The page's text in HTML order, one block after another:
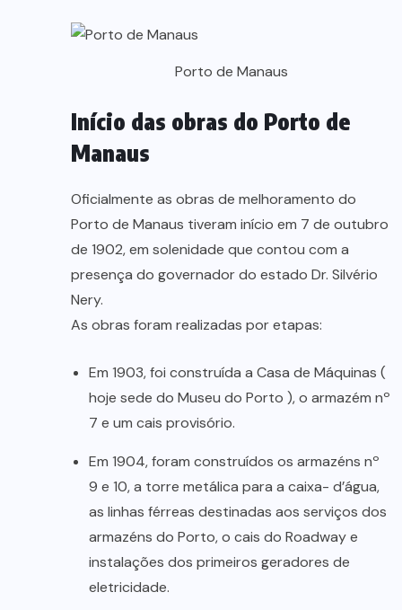
Porto de Manaus
Início das obras do Porto de
Manaus
Oficialmente as obras de melhoramento do
Porto de Manaus tiveram início em 7 de outubro
de 1902, em solenidade que contou com a
presença do governador do estado Dr. Silvério
Nery.
As obras foram realizadas por etapas:
Em 1903, foi construída a Casa de Máquinas (
hoje sede do Museu do Porto ), o armazém nº
7 e um cais provisório.
Em 1904, foram construídos os armazéns nº
9 e 10, a torre metálica para a caixa- d’água,
as linhas férreas destinadas aos serviços dos
armazéns do Porto, o cais do Roadway e
instalações dos primeiros geradores de
eletricidade.